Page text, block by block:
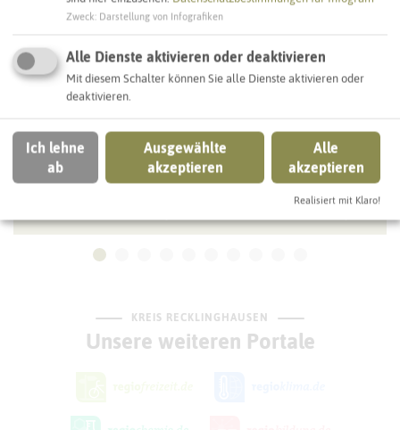
Stadt Dorsten (Ausländerbehörde)
KREIS RECKLINGHAUSEN
Unsere weiteren Portale
Zweck Darstellung von Infografiken
Alle Dienste aktivieren oder deaktivieren
Mit diesem Schalter können Sie alle Dienste aktivieren oder
deaktivieren.
Ich lehne
ab
Ausgewählte
akzeptieren
Alle
akzeptieren
Realisiert mit Klaro!